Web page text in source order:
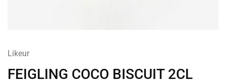
Likeur
FEIGLING COCO BISCUIT 2CL